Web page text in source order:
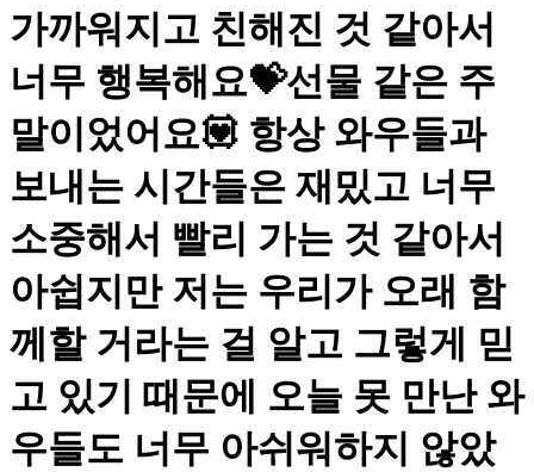
가까워지고 친해진 것 같아서
너무 행복해요💝선물 같은 주
말이었어요💟 항상 와우들과
보내는 시간들은 재밌고 너무
소중해서 빨리 가는 것 같아서
아쉽지만 저는 우리가 오래 함
께할 거라는 걸 알고 그렇게 믿
고 있기 때문에 오늘 못 만난 와
우들도 너무 아쉬워하지 않았